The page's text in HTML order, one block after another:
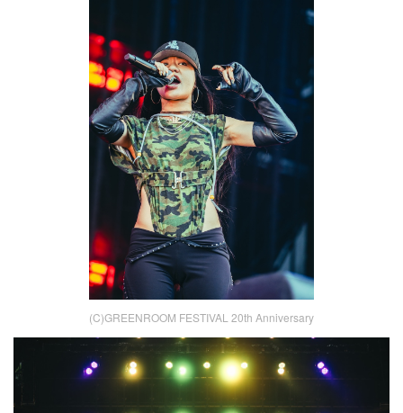
(C)GREENROOM FESTIVAL 20th Anniversary